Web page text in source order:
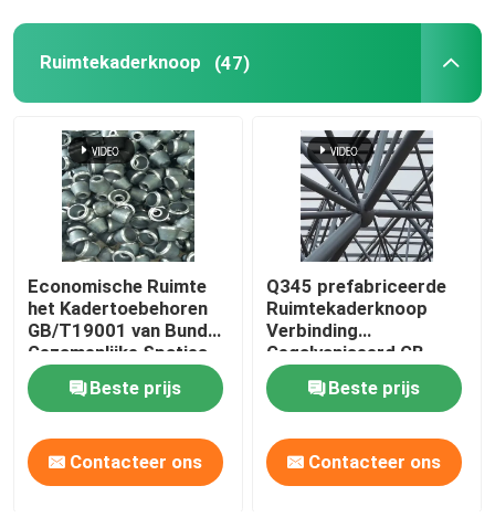
Ruimtekaderknoop (47)
Economische Ruimte
het Kadertoebehoren
GB/T19001 van Bundel
Gezamenlijke Spaties
Beste prijs
Contacteer ons
Q345 prefabriceerde
Ruimtekaderknoop
Verbinding
Gegalvaniseerd GB
Beste prijs
Contacteer ons